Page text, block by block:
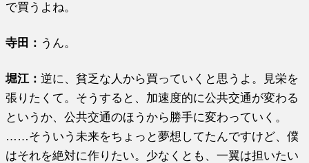
で買うよね。
寺田： うん。
堀江 ：逆に、貧乏な人から買っていくと思うよ。見栄を
張りたくて。そうすると、加速度的に公共交通が変わる
というか、公共交通のほうから勝手に変わっていく。
……そういう未来をちょっと夢想してたんですけど、僕
はそれを絶対に作りたい。少なくとも、一翼は担いたい